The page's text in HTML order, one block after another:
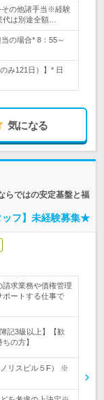
その他諸手当※経験
は別途全額…
の場合* 8：55～
み121日）】* 日
気になる
らではの安定基盤と福
ッフ】未経験募集★
求業務や債権管理
ポートする仕事で
記3級以上】【歓
の方】
リスビル５F） ※